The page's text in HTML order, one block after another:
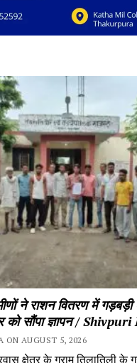
ने राशन वितरण में गड़बड़ी
को सौंपा ज्ञापन /
ON AUGUST 5, 2026
क्षेत्र के ग्राम तिलातिली के